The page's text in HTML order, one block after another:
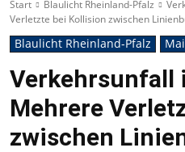
Start Blaulicht Rheinland-Pfalz
Verletzte bei Kollision zwischen
Blaulicht Rheinland-Pfalz
Verkehrsunfall
Mehrere
zwischen